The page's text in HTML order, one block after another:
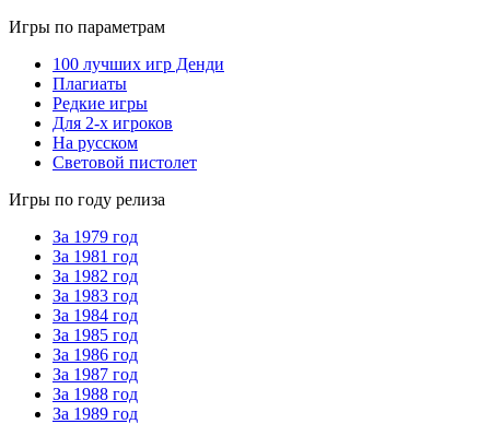
Игры по параметрам
100 лучших игр Денди
Плагиаты
Редкие игры
Для 2-х игроков
На русском
Световой пистолет
Игры по году релиза
За 1979 год
За 1981 год
За 1982 год
За 1983 год
За 1984 год
За 1985 год
За 1986 год
За 1987 год
За 1988 год
За 1989 год